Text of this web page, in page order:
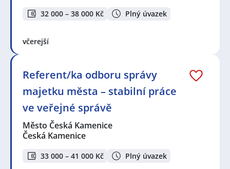
32 000 – 38 000 Kč Plný úvazek
včerejší
Referent/ka odboru správy
majetku města – stabilní práce
ve veřejné správě
Město Česká Kamenice
Česká Kamenice
33 000 – 41 000 Kč Plný úvazek